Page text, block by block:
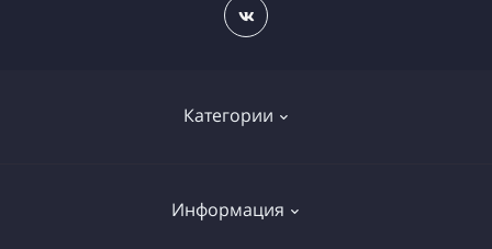
Категории
Бесплатная доставка цветов
Информация